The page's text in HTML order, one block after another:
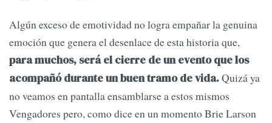
Algún exceso de emotividad no logra empañar la genuina
emoción que genera el desenlace de esta historia que,
para muchos, será el cierre de un evento que los
acompañó durante un buen tramo de vida.Quizá ya
no veamos en pantalla ensamblarse a estos mismos
Vengadores pero, como dice en un momento Brie Larson